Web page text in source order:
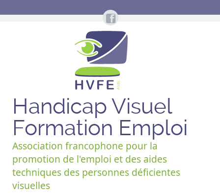
Handicap Visuel
Formation Emploi
Association francophone pour la
promotion de l'emploi et des aides
techniques des personnes déficientes
visuelles